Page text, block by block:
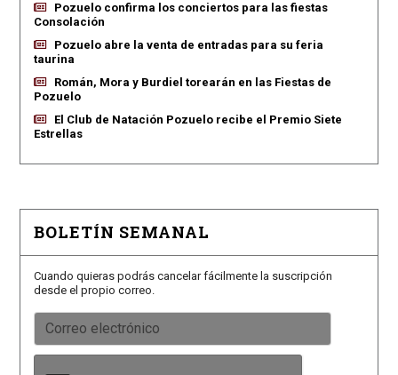
Pozuelo confirma los conciertos para las fiestas
Consolación
Pozuelo abre la venta de entradas para su feria
taurina
Román, Mora y Burdiel torearán en las Fiestas de
Pozuelo
El Club de Natación Pozuelo recibe el Premio Siete
Estrellas
BOLETÍN SEMANAL
Cuando quieras podrás cancelar fácilmente la suscripción
desde el propio correo.